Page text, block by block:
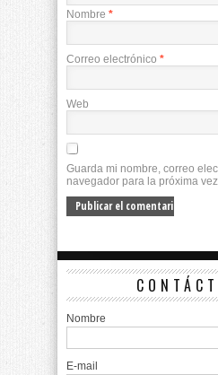
Nombre *
Correo electrónico *
Web
Guarda mi nombre, correo
navegador para la próxima
Nombre
E-mail